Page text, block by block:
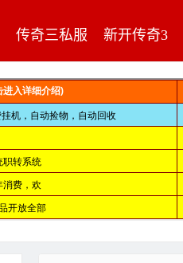
传奇三私服 新开传奇3